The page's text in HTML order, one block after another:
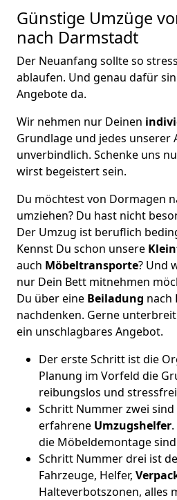
Günstige Umzüge
nach Darmstadt
Der Neuanfang sollte so
ablaufen. Und genau dafür
Angebote da.
Wir nehmen nur Deinen
Grundlage und jedes unserer
unverbindlich. Schenke uns
wirst begeistert sein.
Du möchtest von Dormagen
umziehen? Du hast nicht
Der Umzug ist beruflich
Kennst Du schon unsere
auch Möbeltransporte? Und
nur Dein Bett mitnehmen
Du über eine Beiladung nach
nachdenken. Gerne
ein unschlagbares Angebot.
Der erste Schritt ist die
Planung im Vorfeld die
reibungslos und
Schritt Nummer zwei
erfahrene Umzugshelfer
die Möbeldemontage
Schritt Nummer drei ist
Fahrzeuge, Helfer,
Halteverbotszonen, alles